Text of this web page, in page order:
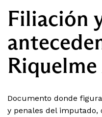
Filiación
Documento donde
y penales del imputado,